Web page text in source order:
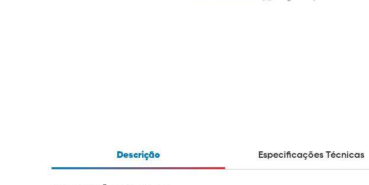
Descrição Especificações Técnicas